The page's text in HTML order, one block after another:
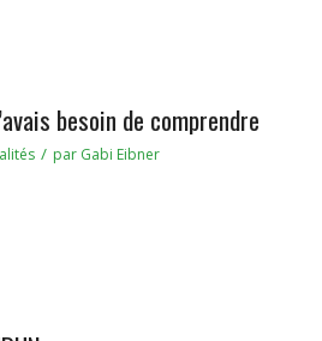
besoin de comprendre
/ par Gabi Eibner